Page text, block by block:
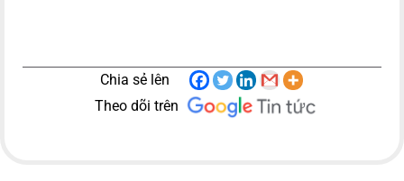
Chia sẻ lên
Theo dõi trên